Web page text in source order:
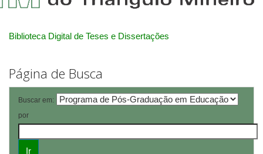
Biblioteca Digital de Teses e Dissertações
Página de Busca
Buscar em:
por